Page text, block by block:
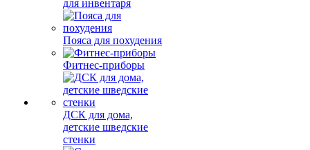
для инвентаря
Пояса для похудения
Фитнес-приборы
ДСК для дома,
детские шведские
стенки